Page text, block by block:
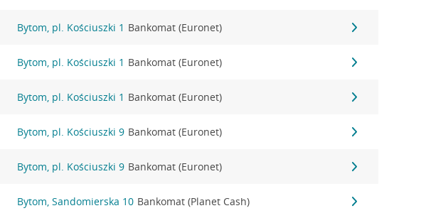
Bytom, pl. Kościuszki 1 Bankomat (Euronet)
Bytom, pl. Kościuszki 1 Bankomat (Euronet)
Bytom, pl. Kościuszki 1 Bankomat (Euronet)
Bytom, pl. Kościuszki 9 Bankomat (Euronet)
Bytom, pl. Kościuszki 9 Bankomat (Euronet)
Bytom, Sandomierska 10 Bankomat (Planet Cash)